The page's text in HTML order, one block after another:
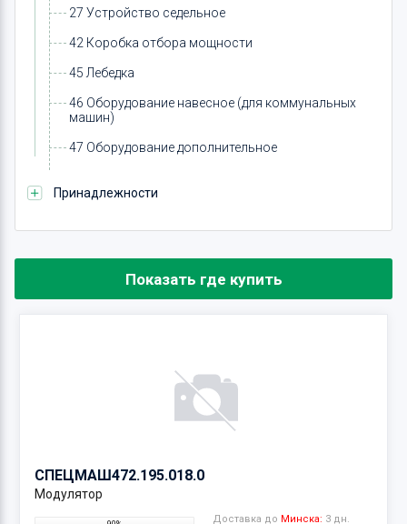
27 Устройство седельное
42 Коробка отбора мощности
45 Лебедка
46 Оборудование навесное (для коммунальных
машин)
47 Оборудование дополнительное
Принадлежности
Показать где купить
СПЕЦМАШ472.195.018.0
Модулятор
Доставка до Минска: 3 дн.